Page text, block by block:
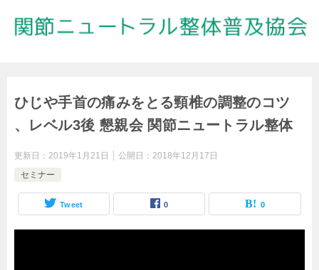
ひじや手首の痛みをとる頸椎の調整のコツ
、レベル3後 懇親会 関節ニュートラル整体
更新日： 2019年1月21日 公開日： 2018年12月17日
セミナー
Tweet 0 0